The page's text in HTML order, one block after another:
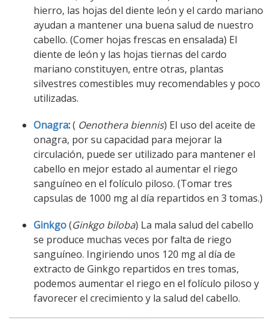
hierro, las hojas del diente león y el cardo mariano
ayudan a mantener una buena salud de nuestro
cabello. (Comer hojas frescas en ensalada) El
diente de león y las hojas tiernas del cardo
mariano constituyen, entre otras, plantas
silvestres comestibles muy recomendables y poco
utilizadas.
Onagra:( Oenothera biennis) El uso del aceite de
onagra, por su capacidad para mejorar la
circulación, puede ser utilizado para mantener el
cabello en mejor estado al aumentar el riego
sanguíneo en el folículo piloso. (Tomar tres
capsulas de 1000 mg al día repartidos en 3 tomas.)
Ginkgo(Ginkgo biloba) La mala salud del cabello
se produce muchas veces por falta de riego
sanguíneo. Ingiriendo unos 120 mg al día de
extracto de Ginkgo repartidos en tres tomas,
podemos aumentar el riego en el folículo piloso y
favorecer el crecimiento y la salud del cabello.